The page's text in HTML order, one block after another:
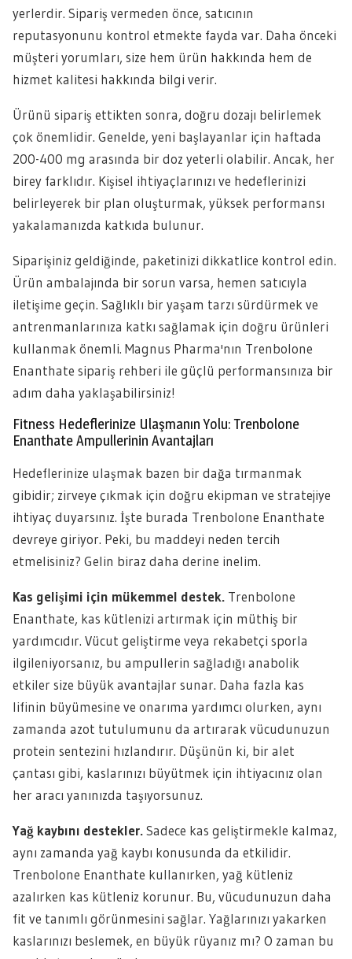
yerlerdir. Sipariş vermeden önce, satıcının
reputasyonunu kontrol etmekte fayda var. Daha önceki
müşteri yorumları, size hem ürün hakkında hem de
hizmet kalitesi hakkında bilgi verir.
Ürünü sipariş ettikten sonra, doğru dozajı belirlemek
çok önemlidir. Genelde, yeni başlayanlar için haftada
200-400 mg arasında bir doz yeterli olabilir. Ancak, her
birey farklıdır. Kişisel ihtiyaçlarınızı ve hedeflerinizi
belirleyerek bir plan oluşturmak, yüksek performansı
yakalamanızda katkıda bulunur.
Siparişiniz geldiğinde, paketinizi dikkatlice kontrol edin.
Ürün ambalajında bir sorun varsa, hemen satıcıyla
iletişime geçin. Sağlıklı bir yaşam tarzı sürdürmek ve
antrenmanlarınıza katkı sağlamak için doğru ürünleri
kullanmak önemli. Magnus Pharma'nın Trenbolone
Enanthate sipariş rehberi ile güçlü performansınıza bir
adım daha yaklaşabilirsiniz!
Fitness Hedeflerinize Ulaşmanın Yolu: Trenbolone
Enanthate Ampullerinin Avantajları
Hedeflerinize ulaşmak bazen bir dağa tırmanmak
gibidir; zirveye çıkmak için doğru ekipman ve stratejiye
ihtiyaç duyarsınız. İşte burada Trenbolone Enanthate
devreye giriyor. Peki, bu maddeyi neden tercih
etmelisiniz? Gelin biraz daha derine inelim.
Kas gelişimi için mükemmel destek. Trenbolone
Enanthate, kas kütlenizi artırmak için müthiş bir
yardımcıdır. Vücut geliştirme veya rekabetçi sporla
ilgileniyorsanız, bu ampullerin sağladığı anabolik
etkiler size büyük avantajlar sunar. Daha fazla kas
lifinin büyümesine ve onarıma yardımcı olurken, aynı
zamanda azot tutulumunu da artırarak vücudunuzun
protein sentezini hızlandırır. Düşünün ki, bir alet
çantası gibi, kaslarınızı büyütmek için ihtiyacınız olan
her aracı yanınızda taşıyorsunuz.
Yağ kaybını destekler.Sadece kas geliştirmekle kalmaz,
aynı zamanda yağ kaybı konusunda da etkilidir.
Trenbolone Enanthate kullanırken, yağ kütleniz
azalırken kas kütleniz korunur. Bu, vücudunuzun daha
fit ve tanımlı görünmesini sağlar. Yağlarınızı yakarken
kaslarınızı beslemek, en büyük rüyanız mı? O zaman bu